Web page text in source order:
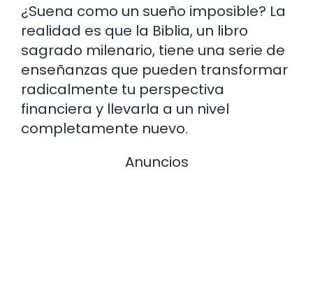
¿Suena como un sueño imposible? La
realidad es que la Biblia, un libro
sagrado milenario, tiene una serie de
enseñanzas que pueden transformar
radicalmente tu perspectiva
financiera y llevarla a un nivel
completamente nuevo.
Anuncios